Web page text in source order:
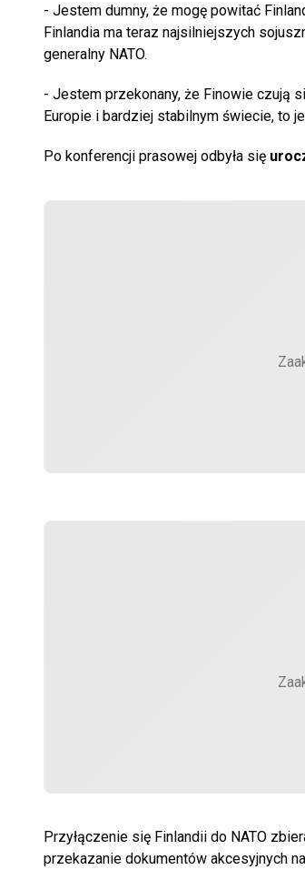
- Jestem dumny, że mogę powitać
Finlandia ma teraz najsilniejszych
generalny NATO.
- Jestem przekonany, że Finowie czują
Europie i bardziej stabilnym świecie, to
Po konferencji prasowej odbyła się
Przyłączenie się Finlandii do NATO
przekazanie dokumentów akcesyjnych